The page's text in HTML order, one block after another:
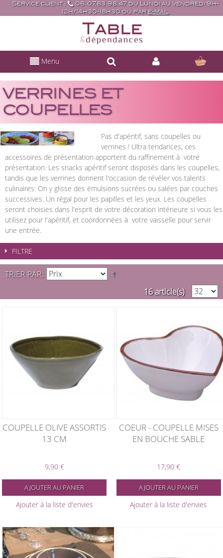
Service client :
06.07.83.98.47 du Lundi au vendredi 9h-
12h/14h30-18h30 ou par e-mail
Menu
VERRINES ET
COUPELLES
Pas d'apéritif, sans coupelles ou
verrines ! Ultra tendances, ces
accessoires de présentation apportent du raffinement à votre
présentation. Les snacks apéritif seront disposés dans les coupelles,
tandis que les verrines donnent l'occasion de révéler vos talents
culinaires. On y glisse des émulsions sucrées ou salées par couches
successives. Un régal pour les papilles et les yeux. Les coupelles
seront choisies dans l'esprit de votre décoration intérieure si vous les
utilisez pour l'apéritif, et coordonnées à votre vaisselle pour servir
une entrée.
FILTRE
TRIER PAR
16 article(s)
COUPELLE OLIVE ASSORTIS
13 CM
9,90 €
AJOUTER AU PANIER
Ajouter à la liste d'envies
COEUR - COUPELLE MISES
EN BOUCHE SABLE
17,90 €
AJOUTER AU PANIER
Ajouter à la liste d'envies